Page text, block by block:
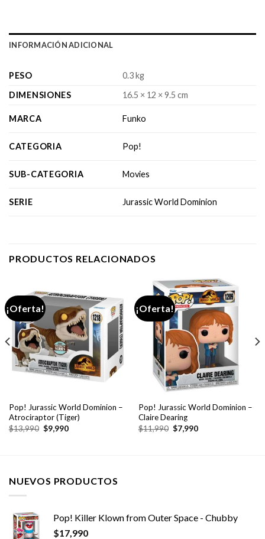
INFORMACIÓN ADICIONAL
PESO
0.3 kg
DIMENSIONES
16.5 × 12 × 9.5 cm
MARCA Funko
CATEGORIA Pop!
SUB-CATEGORIA Movies
SERIE Jurassic World Dominion
PRODUCTOS RELACIONADOS
¡Oferta!
Pop! Jurassic World Dominion –
Atrociraptor (Tiger)
$13,990 El
precio
$9,990El
¡Oferta!
Pop! Jurassic World Dominion –
Claire Dearing
$11,990 El
precio
$7,990El
NUEVOS PRODUCTOS
Pop! Killer Klown from Outer Space - Chubby
$17,990